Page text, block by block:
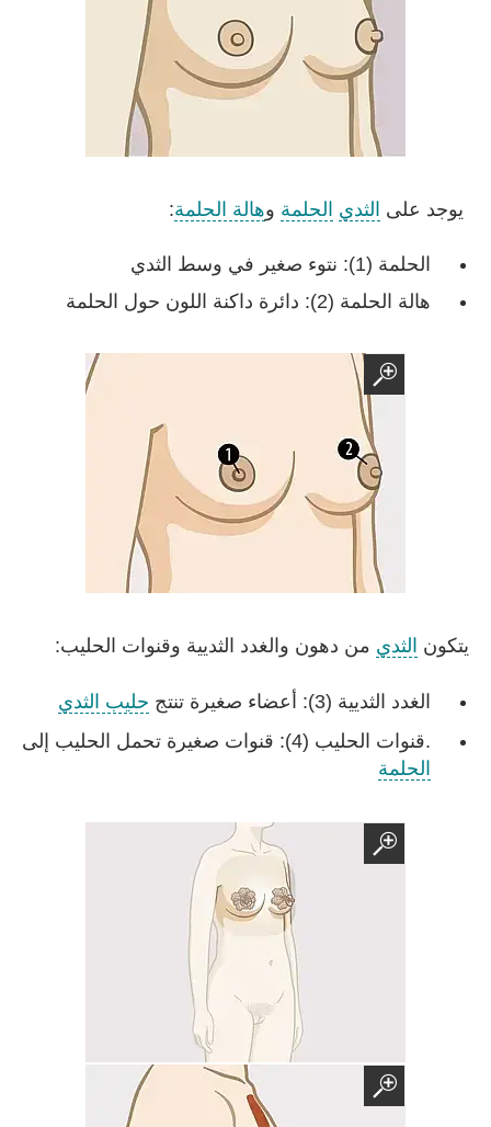
يوجد على الثدي الحلمة وهالة الحلمة:
الحلمة (1): نتوء صغير في وسط الثدي
هالة الحلمة (2): دائرة داكنة اللون حول الحلمة
يتكون الثدي من دهون والغدد الثديية وقنوات الحليب:
الغدد الثديية (3): أعضاء صغيرة تنتج
حليب الثدي
.قنوات الحليب (4): قنوات صغيرة تحمل الحليب إلى
الحلمة